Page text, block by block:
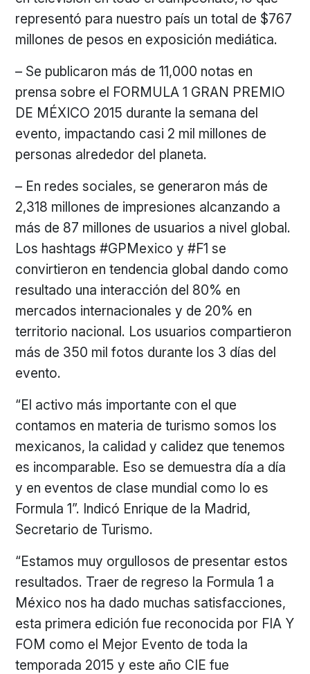
representó para nuestro país un total de $767
millones de pesos en exposición mediática.
– Se publicaron más de 11,000 notas en
prensa sobre el FORMULA 1 GRAN PREMIO
DE MÉXICO 2015 durante la semana del
evento, impactando casi 2 mil millones de
personas alrededor del planeta.
– En redes sociales, se generaron más de
2,318 millones de impresiones alcanzando a
más de 87 millones de usuarios a nivel global.
Los hashtags #GPMexico y #F1 se
convirtieron en tendencia global dando como
resultado una interacción del 80% en
mercados internacionales y de 20% en
territorio nacional. Los usuarios compartieron
más de 350 mil fotos durante los 3 días del
evento.
“El activo más importante con el que
contamos en materia de turismo somos los
mexicanos, la calidad y calidez que tenemos
es incomparable. Eso se demuestra día a día
y en eventos de clase mundial como lo es
Formula 1”. Indicó Enrique de la Madrid,
Secretario de Turismo.
“Estamos muy orgullosos de presentar estos
resultados. Traer de regreso la Formula 1 a
México nos ha dado muchas satisfacciones,
esta primera edición fue reconocida por FIA Y
FOM como el Mejor Evento de toda la
temporada 2015 y este año CIE fue